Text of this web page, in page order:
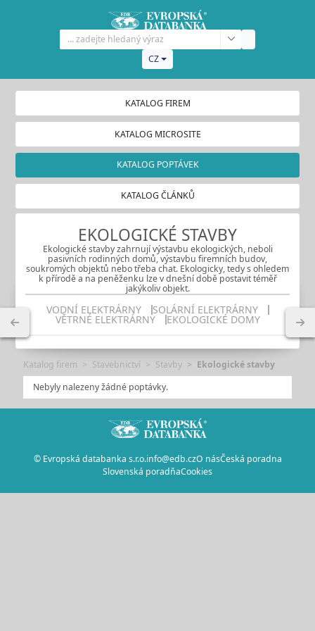
CZ
KATALOG FIREM
KATALOG MICROSITE
KATALOG POPTÁVEK
KATALOG ČLÁNKŮ
EKOLOGICKÉ STAVBY
Ekologické stavby zahrnují výstavbu ekologických, neboli
pasivních rodinných domů, výstavbu firemních budov,
soukromých objektů nebo třeba chat. Ekologicky, tedy s ohledem
k přírodě a na peněženku lze v dnešní době postavit téměř
jakýkoliv objekt.
VODNÍ ELEKTRÁRNY SOLÁRNÍ ELEKTRÁRNY
VĚTRNÉ ELEKTRÁRNY EKOLOGICKÉ DOMY
Katalog firem Stavebnictví Stavby
Ekologické stavby
Nebyly nalezeny žádné poptávky.
© Evropská databanka s.r.o.info@edb.czO násČeská poradna
Slovenská poradňaCookies